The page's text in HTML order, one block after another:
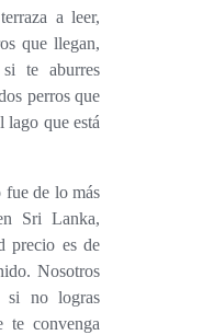
que llegan,
te aburres
perros que
lago que está
Sri Lanka,
precio es de
Nosotros
si no logras
te convenga